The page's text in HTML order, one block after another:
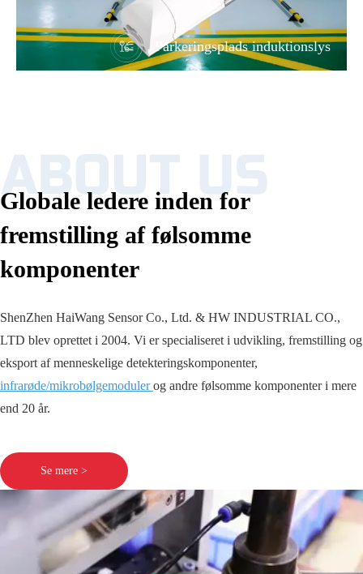
Parkeringsplads induktionslys
Globale ledere inden for
fremstilling af følsomme
komponenter
ShenZhen HaiWang Sensor Co., Ltd. & HW INDUSTRIAL CO.,
LTD blev oprettet i 2004. Vi er specialiseret i udvikling, fremstilling og
eksport af menneskelige detekteringskomponenter,
infrarøde/mikrobølgemodulerog andre følsomme komponenter i mere
end 20 år.
Se mere >